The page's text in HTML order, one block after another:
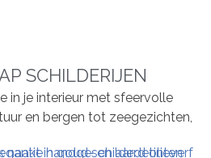
SCHILDERIJEN
in je interieur met sfeervolle
en bergen tot zeegezichten,